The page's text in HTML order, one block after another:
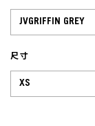
尺寸